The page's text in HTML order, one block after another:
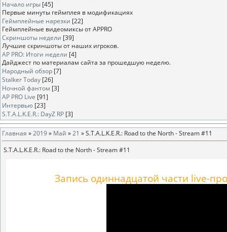
Начало игры [45]
Первые минуты геймплея в модификациях
Геймплейные нарезки [22]
Геймплейные видеомиксы от APPRO
Скриншоты недели [39]
Лучшие скриншоты от наших игроков.
AP PRO: Итоги недели [4]
Дайджест по материалам сайта за прошедшую неделю.
Народный обзор [7]
Stalker Today [26]
Ночной фантом [3]
AP PRO Live [91]
Интервью [23]
S.T.A.L.K.E.R.: DayZ RP [3]
Главная »2019» Май »21 » S.T.A.L.K.E.R.: Road to the North - Stream #11
S.T.A.L.K.E.R.: Road to the North - Stream #11
Запись одиннадцатой части live-